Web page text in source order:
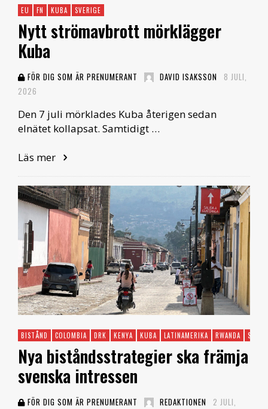
EU FN KUBA SVERIGE
Nytt strömavbrott mörklägger
Kuba
FÖR DIG SOM ÄR PRENUMERANT DAVID ISAKSSON
8 JULI,
2026
Den 7 juli mörklades Kuba återigen sedan
elnätet kollapsat. Samtidigt …
Läs mer
BISTÅND COLOMBIA DRK KENYA KUBA LATINAMERIKA RWANDA SUDAN
Nya biståndsstrategier ska främja
svenska intressen
FÖR DIG SOM ÄR PRENUMERANT REDAKTIONEN
2 JULI,